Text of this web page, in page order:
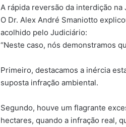
A rápida reversão da interdição
O Dr. Alex André Smaniotto
acolhido pelo Judiciário:
“Neste caso, nós demonstramos
Primeiro, destacamos a inércia
suposta infração ambiental.
Segundo, houve um flagrante
hectares, quando a infração real,